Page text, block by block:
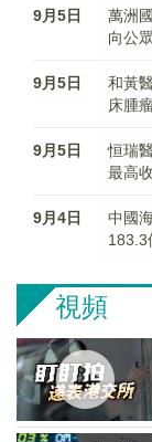
9月5日
萬洲
向公
9月5日
和黃
床腫
9月5日
恒瑞
最高
9月4日
中國
183.3
視頻